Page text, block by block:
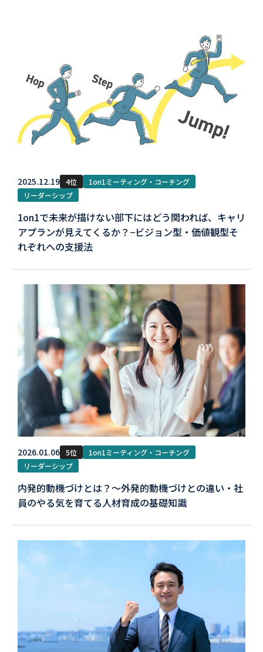
2025.12.19 4位
1on1ミーティング・コーチング
リーダーシップ
1on1で未来が描けない部下にはどう関われば、キャリ
アプランが見えてくるか？−ビジョン型・価値観型そ
れぞれへの支援法
2026.01.06 5位
1on1ミーティング・コーチング
リーダーシップ
内発的動機づけとは？〜外発的動機づけとの違い・社
員のやる気を育てる人材育成の基礎知識